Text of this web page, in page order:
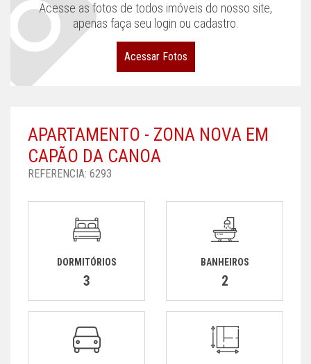
Acesse as fotos de todos imóveis do nosso site,
apenas faça seu login ou cadastro.
Acessar Fotos
APARTAMENTO - ZONA NOVA EM
CAPÃO DA CANOA
REFERENCIA: 6293
DORMITÓRIOS
3
BANHEIROS
2